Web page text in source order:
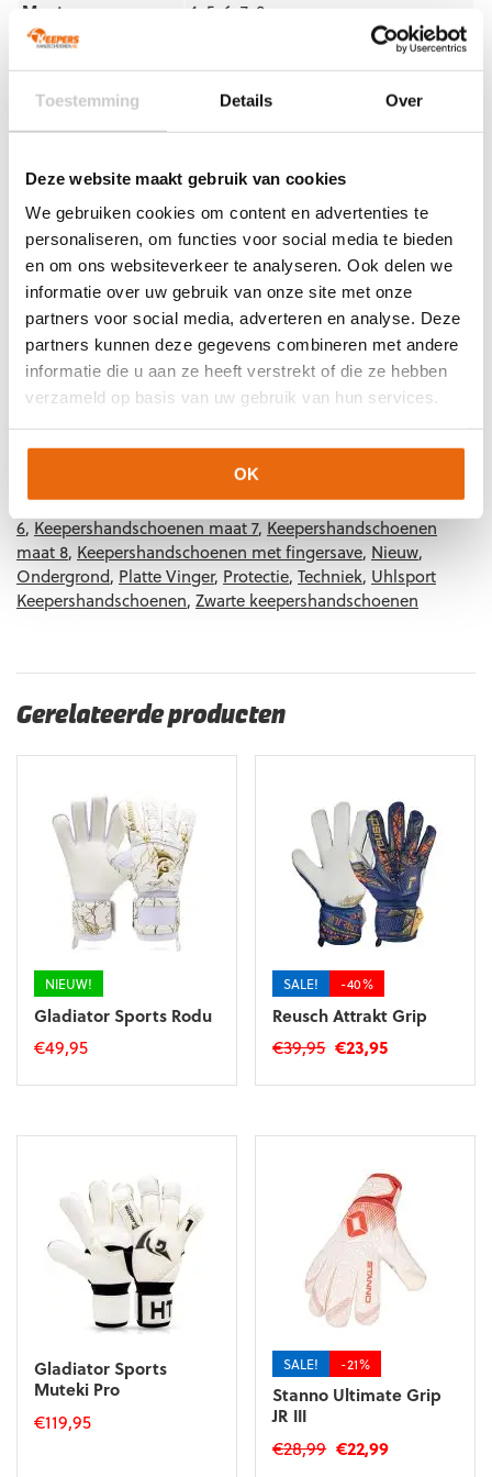
Toestemming Details Over
Deze website maakt gebruik van cookies
We gebruiken cookies om content en advertenties te
personaliseren, om functies voor social media te bieden
en om ons websiteverkeer te analyseren. Ook delen we
informatie over uw gebruik van onze site met onze
partners voor social media, adverteren en analyse. Deze
partners kunnen deze gegevens combineren met andere
informatie die u aan ze heeft verstrekt of die ze hebben
verzameld op basis van uw gebruik van hun services.
OK
Artikelnummers
EAN code
Eigenschappen
4099803250312
4099803250336
Maat: 5
Let op!Houd rekening met 1-2 werkdagen extra levertijd
voor bedrukte artikelen.
Bedrukte artikelen kunnen wij helaas niet terugnemen.
Artikelnummer:101140401Categorieën:Gras
Keepershandschoenen,Keepershandschoenen,
Keepershandschoenen maat 4
Keepershandschoenen maat 5,Keepershandschoenen maat
6, Keepershandschoenen maat 7, Keepershandschoenen
maat 8, Keepershandschoenen met fingersave, Nieuw,
Ondergrond, Platte Vinger, Protectie, Techniek, Uhlsport
Keepershandschoenen, Zwarte keepershandschoenen
Maat
4, 5, 6, 7, 8
Ondergrond
Doelgroep
Junior
Bescherming
Fingersafe
Kleur
Fluo Yellow, Wit,Zwart
Merk
Uhlsport
Gerelateerde producten
NIEUW!
Gladiator Sports Rodu
€49,95
Dit
variaties.
Deze
optie
kan
gekozen
productpagina
SALE! -40%
Reusch Attrakt Grip
€39,95 Oorspronkelijke
€23,95Huidige
Dit
gekozen
worden
de
productpagina
Gladiator Sports
Muteki Pro
€119,95
SALE! -21%
Stanno Ultimate Grip
JR III
€28,99 Oorspronkelijke
€22,99Huidige